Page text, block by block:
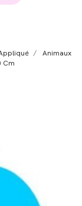
Animaux
Cm